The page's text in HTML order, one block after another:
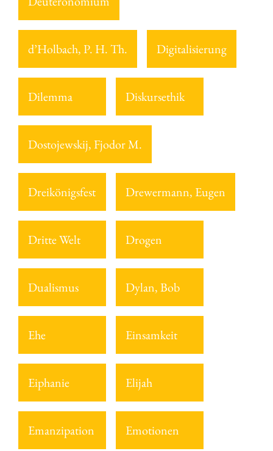
d’Holbach, P. H. Th. Digitalisierung
Dilemma Diskursethik
Dostojewskij, Fjodor M.
Dreikönigsfest Drewermann, Eugen
Dritte Welt Drogen
Dualismus Dylan, Bob
Ehe Einsamkeit
Eiphanie Elijah
Emanzipation Emotionen